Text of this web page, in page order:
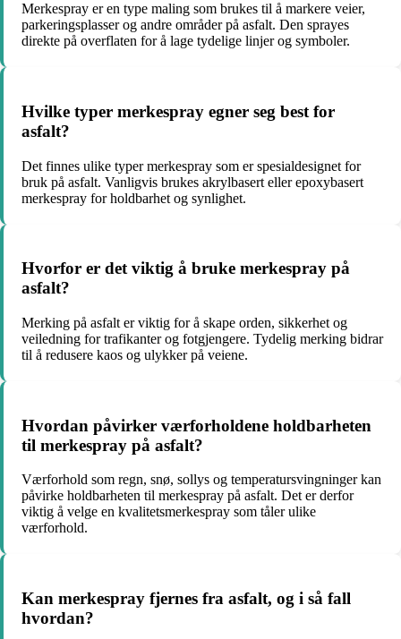
Merkespray er en type maling som brukes til å markere veier,
parkeringsplasser og andre områder på asfalt. Den sprayes
direkte på overflaten for å lage tydelige linjer og symboler.
Hvilke typer merkespray egner seg best for
asfalt?
Det finnes ulike typer merkespray som er spesialdesignet for
bruk på asfalt. Vanligvis brukes akrylbasert eller epoxybasert
merkespray for holdbarhet og synlighet.
Hvorfor er det viktig å bruke merkespray på
asfalt?
Merking på asfalt er viktig for å skape orden, sikkerhet og
veiledning for trafikanter og fotgjengere. Tydelig merking bidrar
til å redusere kaos og ulykker på veiene.
Hvordan påvirker værforholdene holdbarheten
til merkespray på asfalt?
Værforhold som regn, snø, sollys og temperatursvingninger kan
påvirke holdbarheten til merkespray på asfalt. Det er derfor
viktig å velge en kvalitetsmerkespray som tåler ulike
værforhold.
Kan merkespray fjernes fra asfalt, og i så fall
hvordan?